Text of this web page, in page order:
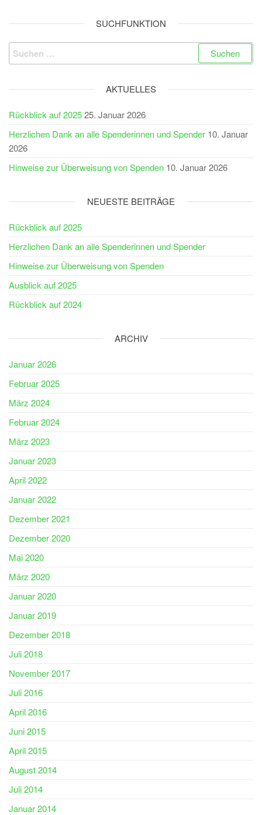
SUCHFUNKTION
Suchen
nach:
AKTUELLES
Rückblick auf 202525. Januar 2026
Herzlichen Dank an alle Spenderinnen und Spender 10. Januar
2026
Hinweise zur Überweisung von Spenden 10. Januar 2026
NEUESTE BEITRÄGE
Rückblick auf 2025
Herzlichen Dank an alle Spenderinnen und Spender
Hinweise zur Überweisung von Spenden
Ausblick auf 2025
Rückblick auf 2024
ARCHIV
Januar 2026
Februar 2025
März 2024
Februar 2024
März 2023
Januar 2023
April 2022
Januar 2022
Dezember 2021
Dezember 2020
Mai 2020
März 2020
Januar 2020
Januar 2019
Dezember 2018
Juli 2018
November 2017
Juli 2016
April 2016
Juni 2015
April 2015
August 2014
Juli 2014
Januar 2014